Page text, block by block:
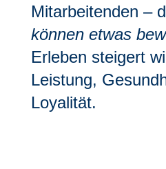
Mitarbeitenden –
können etwas
Erleben steigert
Leistung,
Loyalität.